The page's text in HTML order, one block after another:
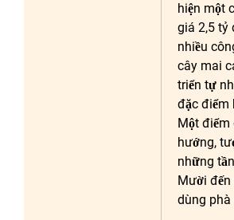
hiện một
giá 2,5 tỷ
nhiều
cây mai
triển tự
đặc điểm
Một
hướng,
những
Mười
dùng phà